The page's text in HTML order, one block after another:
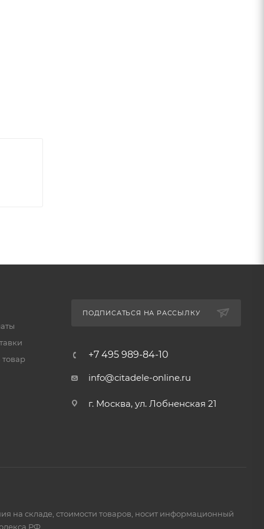
товар
ПОДПИСАТЬСЯ НА РАССЫЛКУ
+7 495 989-84-10
info@citadele-online.ru
г. Москва, ул. Лобненская 21
на складе, стоимости товаров, носит информационный
РФ.